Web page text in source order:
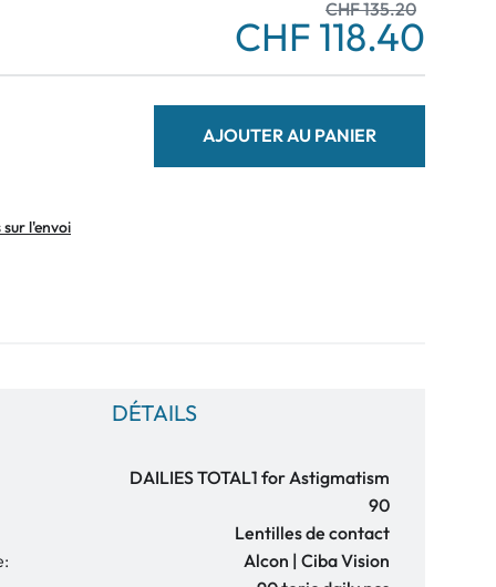
CHF 135.20
CHF 118.40
AJOUTER AU PANIER
l'envoi
DÉTAILS
DAILIES TOTAL1 for Astigmatism
90
Lentilles de contact
Alcon | Ciba Vision